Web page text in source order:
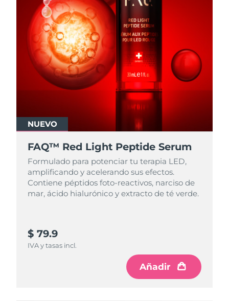
NUEVO
FAQ™ Red Light Peptide Serum
Formulado para potenciar tu terapia LED,
amplificando y acelerando sus efectos.
Contiene péptidos foto-reactivos, narciso de
mar, ácido hialurónico y extracto de té verde.
$ 79.9
IVA y tasas incl.
Añadir